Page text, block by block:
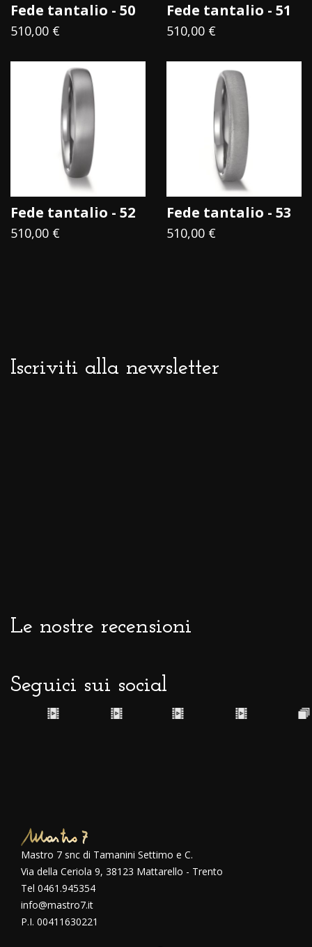
Fede tantalio - 50
510,00 €
Fede tantalio - 51
510,00 €
Fede tantalio - 52
510,00 €
Fede tantalio - 53
510,00 €
Iscriviti alla newsletter
Le nostre recensioni
Seguici sui social
Mastro 7 snc di Tamanini Settimo e C.
Via della Ceriola 9, 38123 Mattarello - Trento
Tel 0461.945354
info@mastro7.it
P.I. 00411630221